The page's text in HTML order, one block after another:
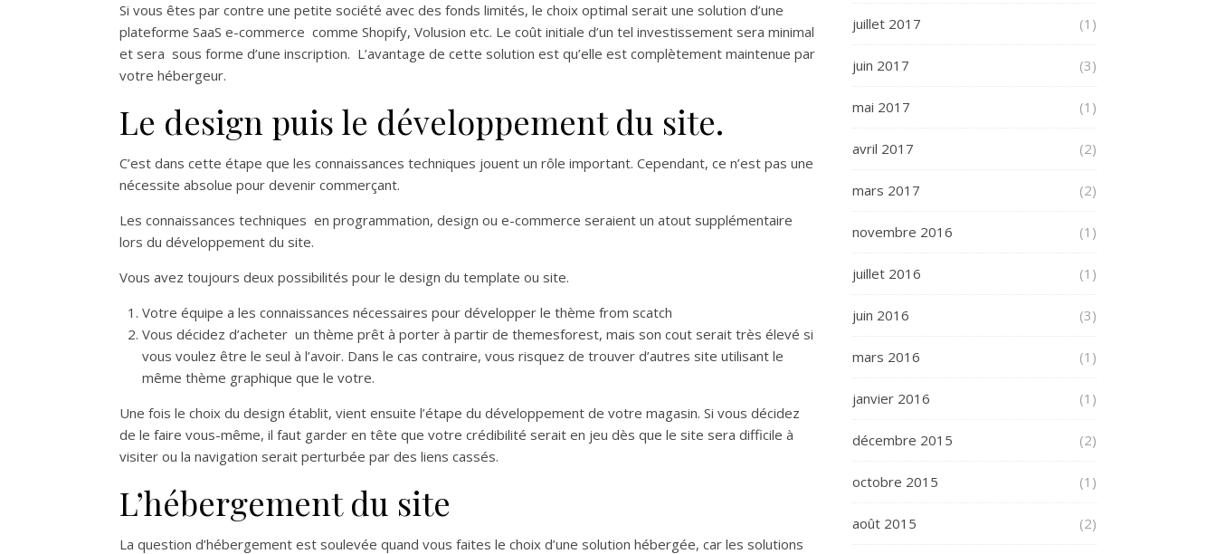
Si vous êtes par contre une petite société avec des fonds limités, le choix optimal serait une solution d’une
plateforme SaaS e-commerce comme Shopify, Volusion etc. Le coût initiale d’un tel investissement sera minimal
et sera sous forme d’une inscription. L’avantage de cette solution est qu’elle est complètement maintenue par
votre hébergeur.
Le design puis le développement du site.
C’est dans cette étape que les connaissances techniques jouent un rôle important. Cependant, ce n’est pas une
nécessite absolue pour devenir commerçant.
Les connaissances techniques en programmation, design ou e-commerce seraient un atout supplémentaire
lors du développement du site.
Vous avez toujours deux possibilités pour le design du template ou site.
Votre équipe a les connaissances nécessaires pour développer le thème from scatch
Vous décidez d’acheter un thème prêt à porter à partir de themesforest, mais son cout serait très élevé si
vous voulez être le seul à l’avoir. Dans le cas contraire, vous risquez de trouver d’autres site utilisant le
même thème graphique que le votre.
Une fois le choix du design établit, vient ensuite l’étape du développement de votre magasin. Si vous décidez
de le faire vous-même, il faut garder en tête que votre crédibilité serait en jeu dès que le site sera difficile à
visiter ou la navigation serait perturbée par des liens cassés.
L’hébergement du site
La question d’hébergement est soulevée quand vous faites le choix d’une solution hébergée, car les solutions
juillet 2017 (1)
juin 2017 (3)
mai 2017 (1)
avril 2017 (2)
mars 2017 (2)
novembre 2016 (1)
juillet 2016 (1)
juin 2016 (3)
mars 2016 (1)
janvier 2016 (1)
décembre 2015 (2)
octobre 2015 (1)
août 2015 (2)